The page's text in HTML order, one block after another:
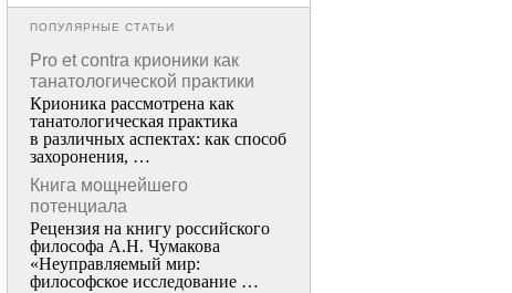
ПОПУЛЯРНЫЕ СТАТЬИ
Pro et contra крионики как
танатологической практики
Крионика рассмотрена как
танатологическая практика
в различных аспектах: как способ
захоронения, …
Книга мощнейшего
потенциала
Рецензия на книгу российского
философа А.Н. Чумакова
«Неуправляемый мир:
философское исследование …